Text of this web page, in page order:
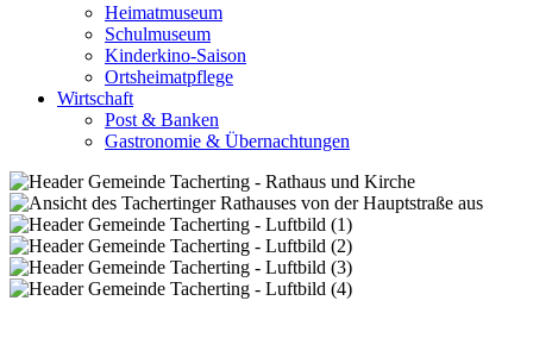
Heimatmuseum
Schulmuseum
Kinderkino-Saison
Ortsheimatpflege
Wirtschaft
Post & Banken
Gastronomie & Übernachtungen